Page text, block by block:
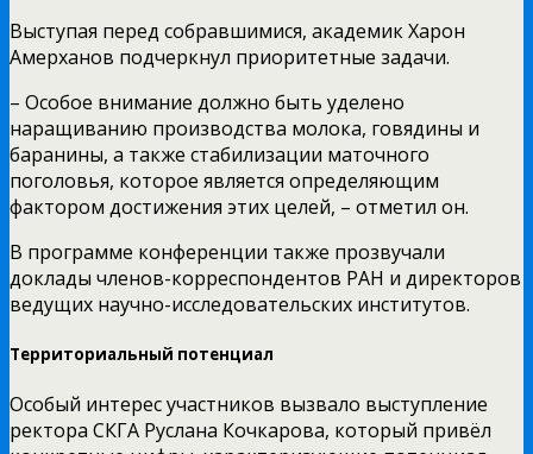
Выступая перед собравшимися, академик Харон
Амерханов подчеркнул приоритетные задачи.
– Особое внимание должно быть уделено
наращиванию производства молока, говядины и
баранины, а также стабилизации маточного
поголовья, которое является определяющим
фактором достижения этих целей, – отметил он.
В программе конференции также прозвучали
доклады членов-корреспондентов РАН и директоров
ведущих научно-исследовательских институтов.
Территориальный потенциал
Особый интерес участников вызвало выступление
ректора СКГА Руслана Кочкарова, который привёл